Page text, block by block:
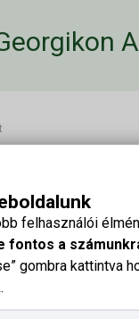
felhasználói
fontos a
gombra kattintva